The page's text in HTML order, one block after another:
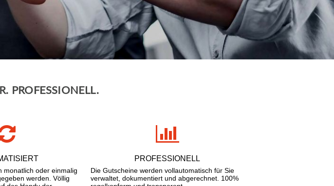
PROFESSIONELL.
monatlich oder einmalig
werden. Völlig
PROFESSIONELL
Die Gutscheine werden vollautomatisch für Sie
verwaltet, dokumentiert und abgerechnet. 100%